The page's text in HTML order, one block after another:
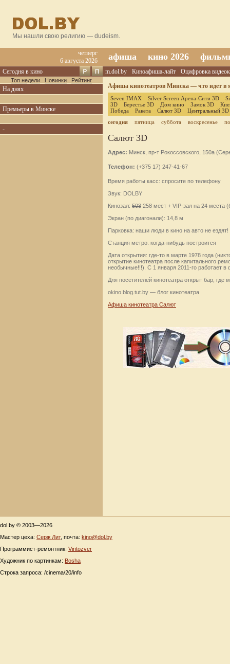
Мы нашли свою религию — dudeism.
четверг
6 августа 2026
афиша кино 2026
Сегодня в кино
Топ недели Новинки Рейтинг
На днях
Премьеры в Минске
-
m.dol.by Киноафиша-лайт
Оцифровка
Афиша кинотеатров Минска — что идет в
Seven IMAX Silver Screen Арена-Сити 3D
3D
Берестье 3D Дом кино Замок 3D
Победа
Ракета Салют 3D
Центральный 3D
сегодня
пятница суббота воскресенье
Салют 3D
Адрес: Минск, пр-т Рокоссовского, 150а
Телефон: (+375 17) 247-41-67
Время работы касс: спросите по телефону
Звук: DOLBY
Кинозал: 503 258 мест + VIP-зал на 24 места
Экран (по диагонали): 14,8 м
Парковка: наши люди в кино на авто не ездят!
Станция метро: когда-нибудь построится
Дата открытия: где-то в марте 1978 года
открытие кинотеатра после капитального
необычные!!!). С 1 января 2011-го работает в
Для посетителей кинотеатра открыт бар,
okino.blog.tut.by — блог кинотеатра
Афиша кинотеатра Салют
dol.by © 2003—2026
Мастер цеха: Серж Лит, почта: kino@dol.by
Программист-ремонтник: Vintozver
Художник по картинкам: Bosha
Строка запроса: /cinema/20/info